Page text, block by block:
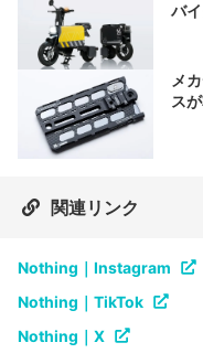
バ
メ
ス
関連リンク
Nothing｜Instagram
Nothing｜TikTok
Nothing｜X